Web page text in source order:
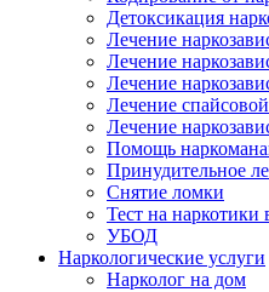
Детоксикация
Лечение
Лечение
Лечение
Лечение
Лечение
Помощь
Принудительное
Снятие ломки
Тест на
УБОД
Наркологические услуги
Нарколог на дом